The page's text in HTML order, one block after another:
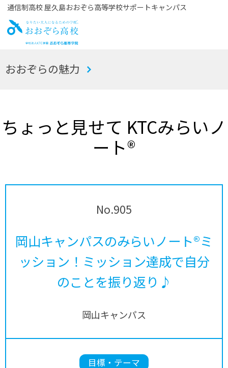
通信制高校 屋久島おおぞら高等学校サポートキャンパス
お
おおぞらの魅力
ちょっと見せて KTCみらいノ
ート®
No.905
岡山キャンパスのみらいノート®ミ
ッション！ミッション達成で自分
のことを振り返り♪
岡山キャンパス
目標・テーマ